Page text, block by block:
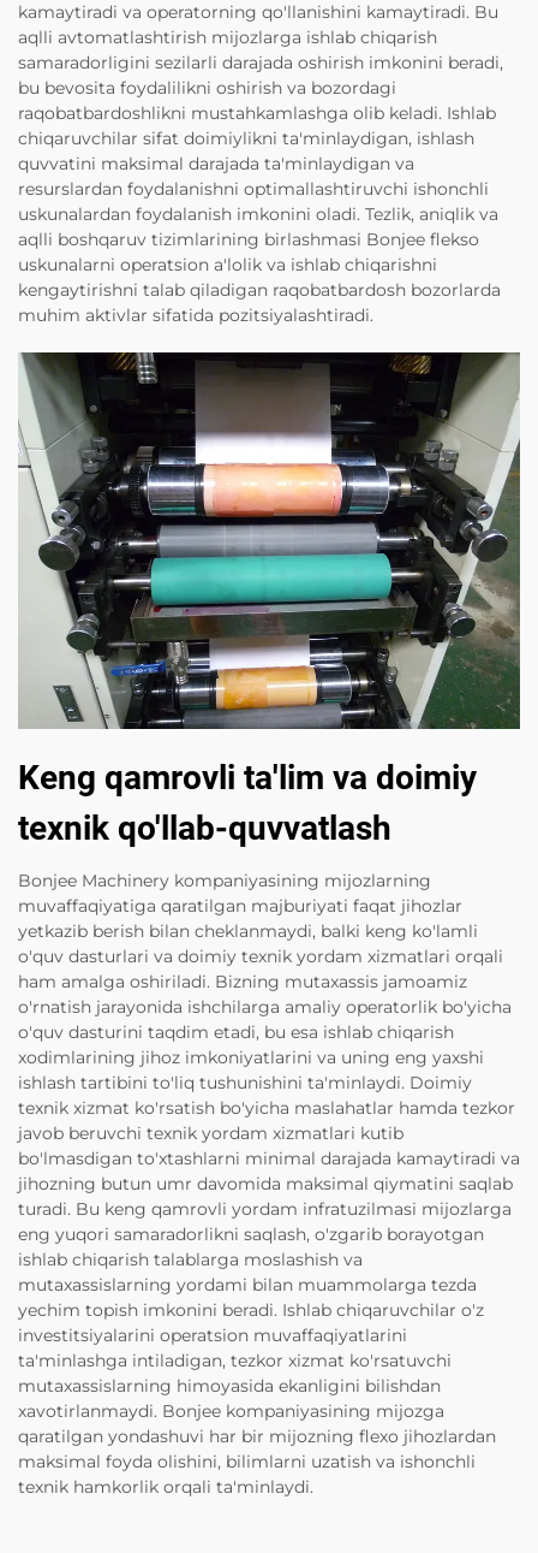
kamaytiradi va operatorning qo'llanishini kamaytiradi. Bu
aqlli avtomatlashtirish mijozlarga ishlab chiqarish
samaradorligini sezilarli darajada oshirish imkonini beradi,
bu bevosita foydalilikni oshirish va bozordagi
raqobatbardoshlikni mustahkamlashga olib keladi. Ishlab
chiqaruvchilar sifat doimiylikni ta'minlaydigan, ishlash
quvvatini maksimal darajada ta'minlaydigan va
resurslardan foydalanishni optimallashtiruvchi ishonchli
uskunalardan foydalanish imkonini oladi. Tezlik, aniqlik va
aqlli boshqaruv tizimlarining birlashmasi Bonjee flekso
uskunalarni operatsion a'lolik va ishlab chiqarishni
kengaytirishni talab qiladigan raqobatbardosh bozorlarda
muhim aktivlar sifatida pozitsiyalashtiradi.
Keng qamrovli ta'lim va doimiy
texnik qo'llab-quvvatlash
Bonjee Machinery kompaniyasining mijozlarning
muvaffaqiyatiga qaratilgan majburiyati faqat jihozlar
yetkazib berish bilan cheklanmaydi, balki keng ko'lamli
o'quv dasturlari va doimiy texnik yordam xizmatlari orqali
ham amalga oshiriladi. Bizning mutaxassis jamoamiz
o'rnatish jarayonida ishchilarga amaliy operatorlik bo'yicha
o'quv dasturini taqdim etadi, bu esa ishlab chiqarish
xodimlarining jihoz imkoniyatlarini va uning eng yaxshi
ishlash tartibini to'liq tushunishini ta'minlaydi. Doimiy
texnik xizmat ko'rsatish bo'yicha maslahatlar hamda tezkor
javob beruvchi texnik yordam xizmatlari kutib
bo'lmasdigan to'xtashlarni minimal darajada kamaytiradi va
jihozning butun umr davomida maksimal qiymatini saqlab
turadi. Bu keng qamrovli yordam infratuzilmasi mijozlarga
eng yuqori samaradorlikni saqlash, o'zgarib borayotgan
ishlab chiqarish talablarga moslashish va
mutaxassislarning yordami bilan muammolarga tezda
yechim topish imkonini beradi. Ishlab chiqaruvchilar o'z
investitsiyalarini operatsion muvaffaqiyatlarini
ta'minlashga intiladigan, tezkor xizmat ko'rsatuvchi
mutaxassislarning himoyasida ekanligini bilishdan
xavotirlanmaydi. Bonjee kompaniyasining mijozga
qaratilgan yondashuvi har bir mijozning flexo jihozlardan
maksimal foyda olishini, bilimlarni uzatish va ishonchli
texnik hamkorlik orqali ta'minlaydi.